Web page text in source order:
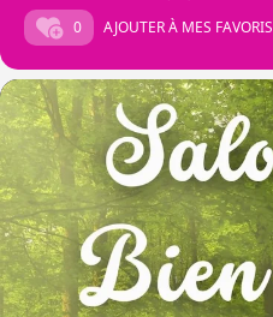
0
AJOUTER À MES FAVORIS